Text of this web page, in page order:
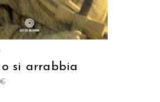
si arrabbia
€